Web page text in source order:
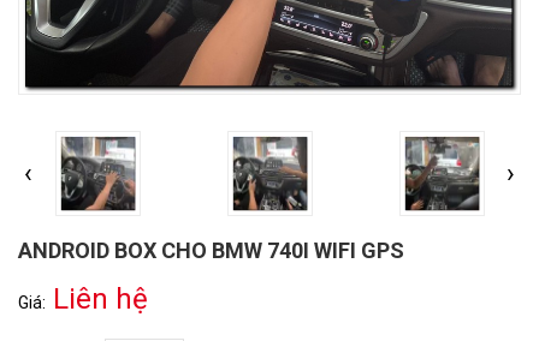
‹ ›
ANDROID BOX CHO BMW 740I WIFI GPS
Giá: Liên hệ